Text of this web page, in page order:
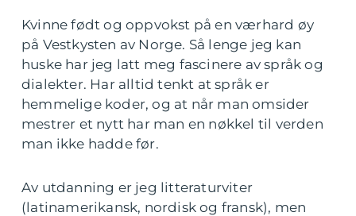
Kvinne født og oppvokst på en værhard øy
på Vestkysten av Norge. Så lenge jeg kan
huske har jeg latt meg fascinere av språk og
dialekter. Har alltid tenkt at språk er
hemmelige koder, og at når man omsider
mestrer et nytt har man en nøkkel til verden
man ikke hadde før.
Av utdanning er jeg litteraturviter
(latinamerikansk, nordisk og fransk), men